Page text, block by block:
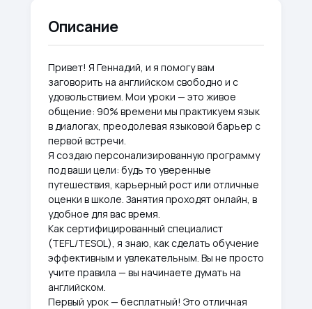
Описание
Привет! Я Геннадий, и я помогу вам
заговорить на английском свободно и с
удовольствием. Мои уроки — это живое
общение: 90% времени мы практикуем язык
в диалогах, преодолевая языковой барьер с
первой встречи.
Я создаю персонализированную программу
под ваши цели: будь то уверенные
путешествия, карьерный рост или отличные
оценки в школе. Занятия проходят онлайн, в
удобное для вас время.
Как сертифицированный специалист
(TEFL/TESOL), я знаю, как сделать обучение
эффективным и увлекательным. Вы не просто
учите правила — вы начинаете думать на
английском.
Первый урок — бесплатный! Это отличная